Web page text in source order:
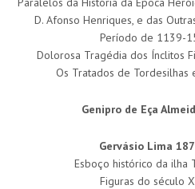
D. Afonso Henriques, e das
Período de 1139-
Dolorosa Tragédia dos Ínclitos
Os Tratados de Tordesilhas
Genipro de Eça
Gervásio Lima
Esboço histórico da ilha
Figuras do século